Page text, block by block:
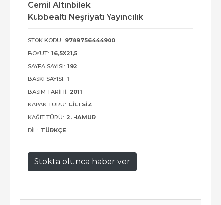
Cemil Altınbilek
Kubbealtı Neşriyatı Yayıncılık
STOK KODU: 9789756444900
BOYUT: 16,5X21,5
SAYFA SAYISI: 192
BASKI SAYISI: 1
BASIM TARIHI: 2011
KAPAK TÜRÜ: CILTSIZ
KAĞIT TÜRÜ: 2. HAMUR
DILI: TÜRKÇE
Stokta olunca haber ver